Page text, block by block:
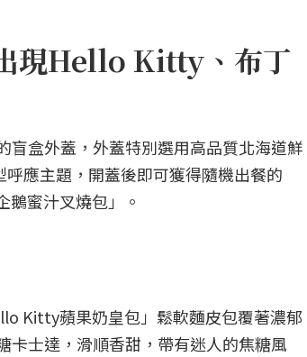
現Hello Kitty、布丁
盲盒外蓋，外蓋特別選用高品質北海道鮮
應主題，開蓋後即可獲得隨機出餐的
鵝蜜汁叉燒包」。
Kitty蘋果奶皇包」鬆軟麵皮包覆著濃郁
卡士達，滑順香甜，帶有迷人的焦糖風